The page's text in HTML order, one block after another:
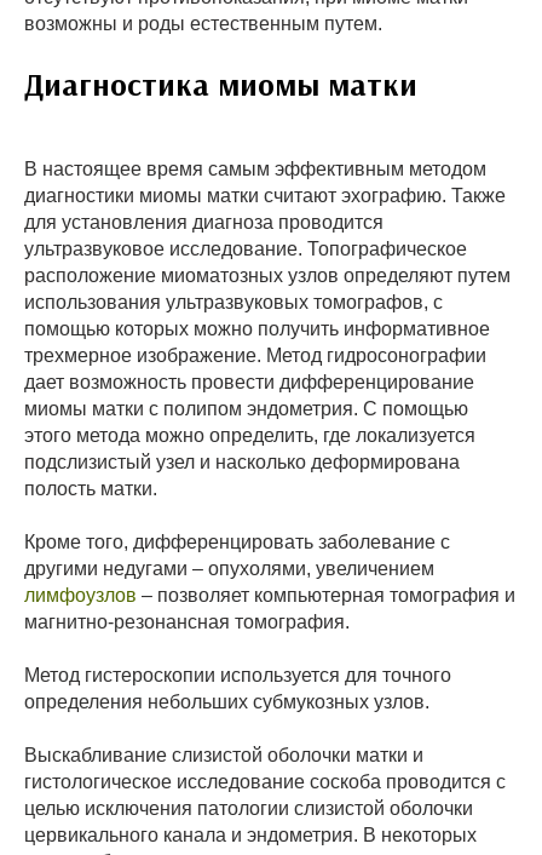
возможны и роды естественным путем.
Диагностика миомы матки
В настоящее время самым эффективным методом
диагностики миомы матки считают эхографию. Также
для установления диагноза проводится
ультразвуковое исследование. Топографическое
расположение миоматозных узлов определяют путем
использования ультразвуковых томографов, с
помощью которых можно получить информативное
трехмерное изображение. Метод гидросонографии
дает возможность провести дифференцирование
миомы матки с полипом эндометрия. С помощью
этого метода можно определить, где локализуется
подслизистый узел и насколько деформирована
полость матки.
Кроме того, дифференцировать заболевание с
другими недугами – опухолями, увеличением
лимфоузлов – позволяет компьютерная томография и
магнитно-резонансная томография.
Метод гистероскопии используется для точного
определения небольших субмукозных узлов.
Выскабливание слизистой оболочки матки и
гистологическое исследование соскоба проводится с
целью исключения патологии слизистой оболочки
цервикального канала и эндометрия. В некоторых